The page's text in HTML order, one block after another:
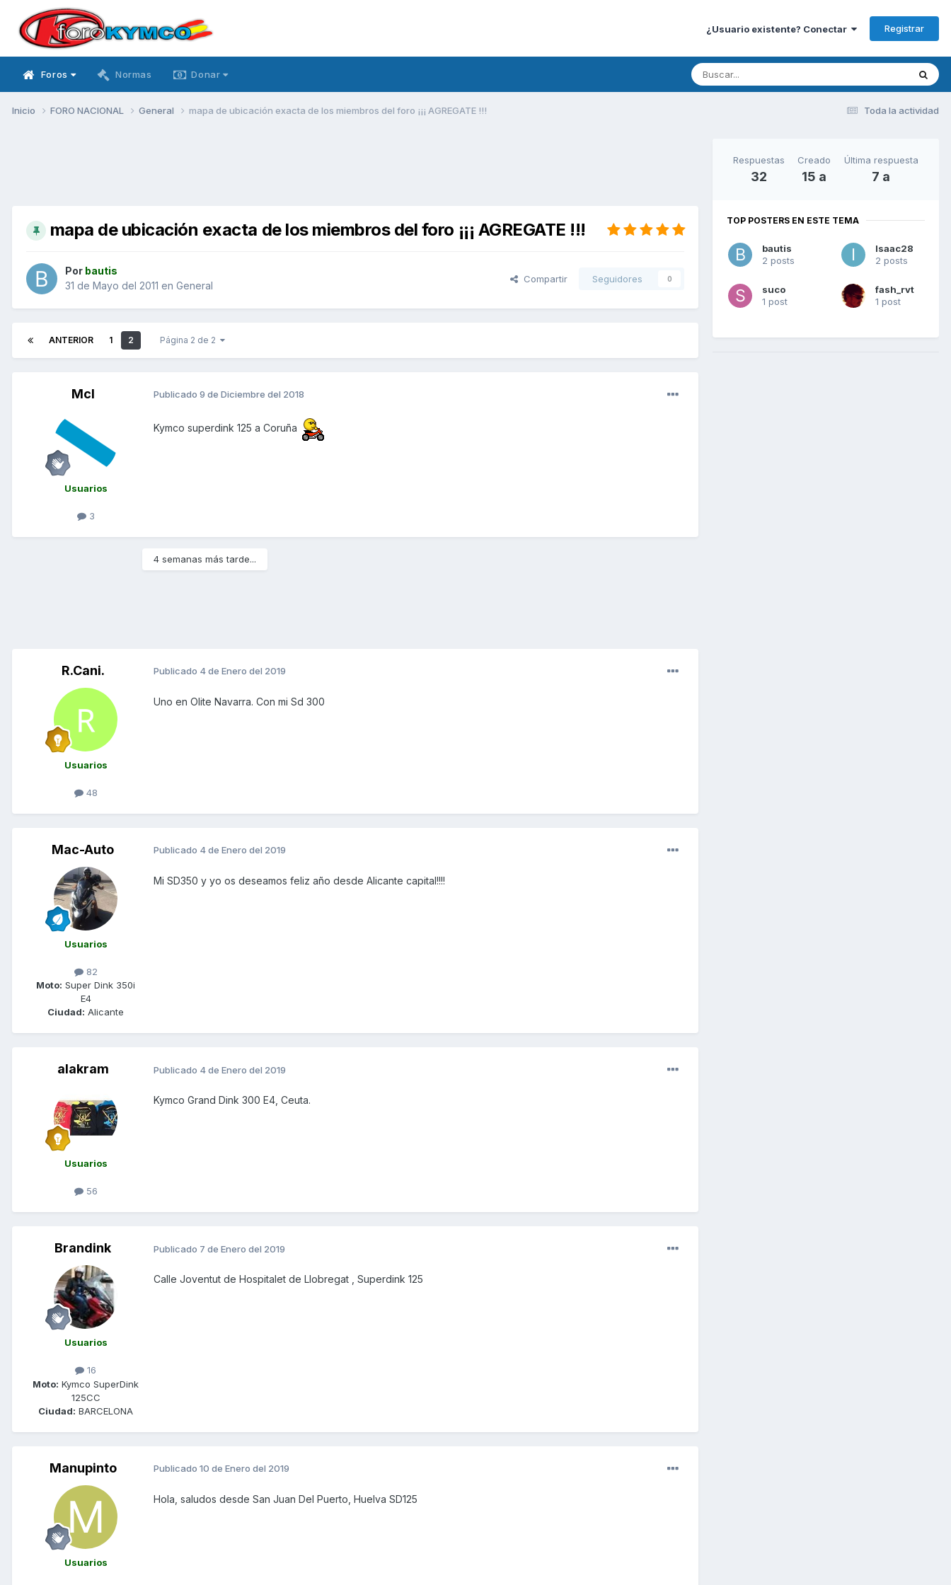
¿Usuario existente? Conectar Registrar
Foros Normas Donar
Toda la actividad
Inicio FORO NACIONAL General mapa de ubicación exacta de los miembros del foro ¡¡¡ AGREGATE !!!
mapa de ubicación exacta de los miembros del foro ¡¡¡ AGREGATE !!!
Por bautis
31 de Mayo del 2011 en General
Compartir Seguidores 0
ANTERIOR 1 2 Página 2 de 2
Mcl
Usuarios
3
Publicado 9 de Diciembre del 2018
Kymco superdink 125 a Coruña
4 semanas más tarde...
R.Cani.
Usuarios
48
Publicado 4 de Enero del 2019
Uno en Olite Navarra. Con mi Sd 300
Mac-Auto
Usuarios
82
Moto: Super Dink 350i
E4
Ciudad: Alicante
Publicado 4 de Enero del 2019
Mi SD350 y yo os deseamos feliz año desde Alicante capital!!!!
alakram
Usuarios
56
Publicado 4 de Enero del 2019
Kymco Grand Dink 300 E4, Ceuta.
Brandink
Usuarios
16
Moto: Kymco SuperDink
125CC
Ciudad: BARCELONA
Publicado 7 de Enero del 2019
Calle Joventut de Hospitalet de Llobregat , Superdink 125
Manupinto
Usuarios
Publicado 10 de Enero del 2019
Hola, saludos desde San Juan Del Puerto, Huelva SD125
Respuestas
32
Creado
15 a
Última respuesta
7 a
TOP POSTERS EN ESTE TEMA
bautis
2 posts
Isaac28
2 posts
suco
1 post
fash_rvt
1 post